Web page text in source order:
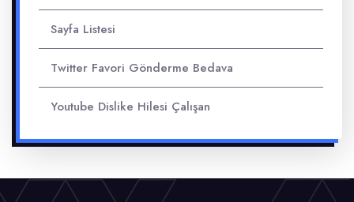
Sayfa Listesi
Twitter Favori Gönderme Bedava
Youtube Dislike Hilesi Çalışan